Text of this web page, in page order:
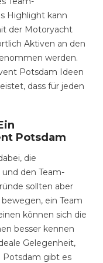
Highlight kann
der Motoryacht
Aktiven an den
werden.
Potsdam Ideen
dass für jeden
Potsdam
die
den Team-
sollten aber
ein Team
können sich die
besser kennen
Gelegenheit,
Potsdam gibt es